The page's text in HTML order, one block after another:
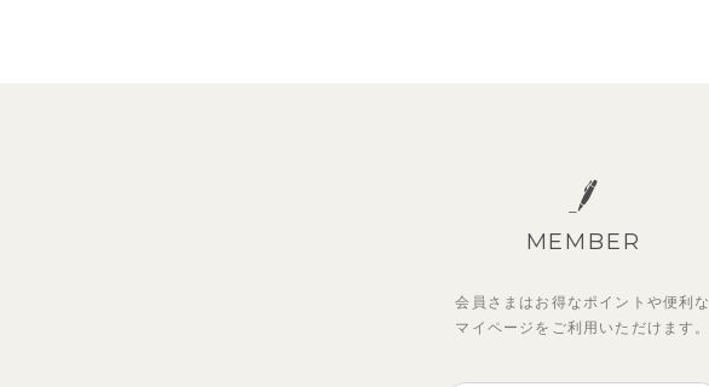
MEMBER
会員さまはお得なポイントや便利な
マイページを ご利用いただけます。